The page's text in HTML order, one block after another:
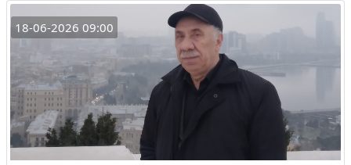
18-06-2026 09:00